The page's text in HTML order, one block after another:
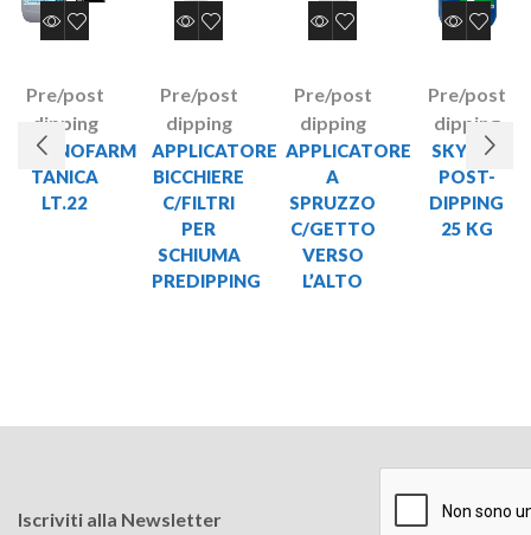
Pre/post
dipping
BRONOFARM
TANICA
LT.22
Pre/post
dipping
APPLICATORE
BICCHIERE
C/FILTRI
PER
SCHIUMA
PREDIPPING
Pre/post
dipping
APPLICATORE
A
SPRUZZO
C/GETTO
VERSO
L’ALTO
Pre/post
dipping
SKY DIP
POST-
DIPPING
25 KG
Iscriviti alla Newsletter